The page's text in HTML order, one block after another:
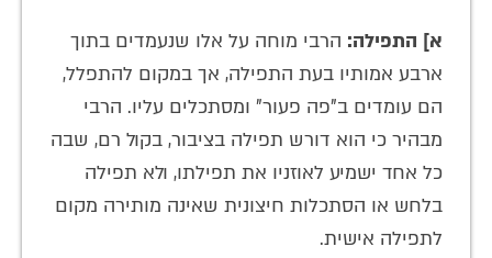
א] התפילה: הרבי מוחה על אלו שנעמדים בתוך
ארבע אמותיו בעת התפילה, אך במקום להתפלל,
הם עומדים ב"פה פעור" ומסתכלים עליו. הרבי
מבהיר כי הוא דורש תפילה בציבור, בקול רם, שבה
כל אחד ישמיע לאוזניו את תפילתו, ולא תפילה
בלחש או הסתכלות חיצונית שאינה מותירה מקום
לתפילה אישית.